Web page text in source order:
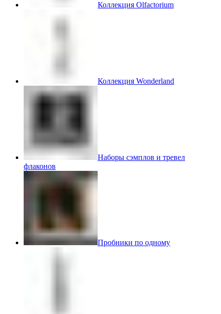
Коллекция Olfactorium
Коллекция Wonderland
Наборы сэмплов и тревел
флаконов
Пробники по одному